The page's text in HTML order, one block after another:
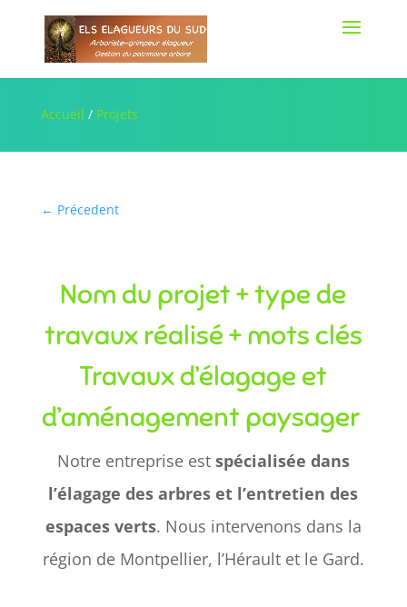
Accueil / Projets
← Précedent
Nom du projet + type de
travaux réalisé + mots clés
Travaux d’élagage et
d’aménagement paysager
Notre entreprise est spécialisée dans
l’élagage des arbres et l’entretien des
espaces verts. Nous intervenons dans la
région de Montpellier, l’Hérault et le Gard.